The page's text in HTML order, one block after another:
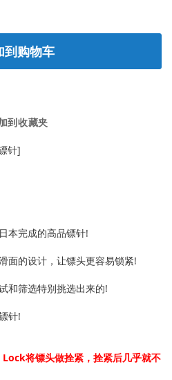
到购物车
到收藏夹
针]
本完成的高品镖针!
面的设计，让镖头更容易锁紧!
和筛选特别挑选出来的!
针!
将镖头做拴紧，拴紧后几乎就不